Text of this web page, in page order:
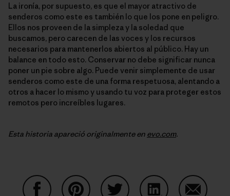
La ironía, por supuesto, es que el mayor atractivo de
senderos como este es también lo que los pone en peligro.
Ellos nos proveen de la simpleza y la soledad que
buscamos, pero carecen de las voces y los recursos
necesarios para mantenerlos abiertos al público. Hay un
balance en todo esto. Conservar no debe significar nunca
poner un pie sobre algo. Puede venir simplemente de usar
senderos como este de una forma respetuosa, alentando a
otros a hacer lo mismo y usando tu voz para proteger estos
remotos pero increíbles lugares.
Esta historia apareció originalmente en evo.com.